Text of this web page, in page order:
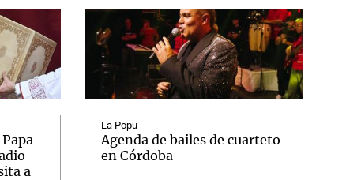
a
La Popu
Agenda de bailes de cuarteto
en Córdoba